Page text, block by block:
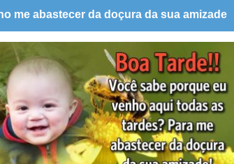
me abastecer da doçura da sua amizade